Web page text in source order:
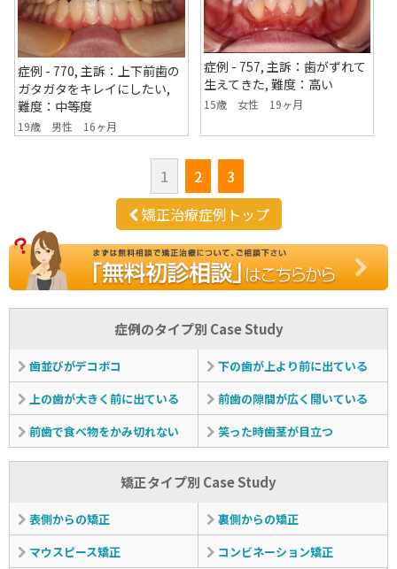
症例 - 770, 主訴：上下前歯の
ガタガタをキレイにしたい,
難度：中等度
19歳 男性 16ヶ月
症例 - 757, 主訴：歯がずれて
生えてきた, 難度：高い
15歳 女性 19ヶ月
1 2
3
矯正治療症例トップ
症例のタイプ別 Case Study
歯並びがデコボコ
下の歯が上より前に出ている
上の歯が大きく前に出ている
前歯の隙間が広く開いている
前歯で食べ物をかみ切れない
笑った時歯茎が目立つ
矯正タイプ別 Case Study
表側からの矯正
裏側からの矯正
マウスピース矯正
コンビネーション矯正